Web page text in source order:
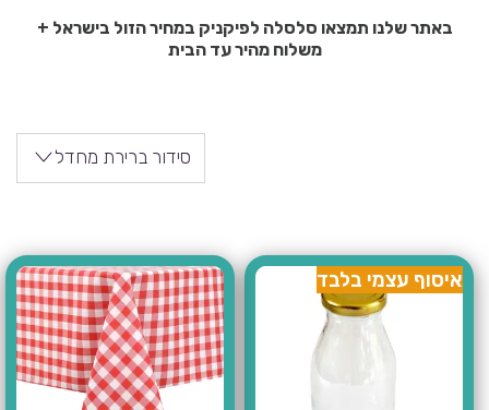
באתר שלנו תמצאו סלסלה לפיקניק במחיר הזול בישראל +
משלוח מהיר עד הבית
סידור ברירת מחדל
איסוף עצמי בלבד